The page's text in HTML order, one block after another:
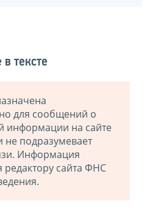
тексте
для сообщений о
информации на сайте
подразумевает
Информация
редактору сайта ФНС